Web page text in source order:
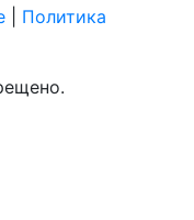
Политика